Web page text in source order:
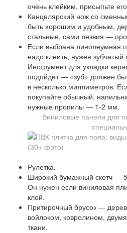
очень клейким, присыпьте
Канцелярский нож со
быть хорошим и удобным,
стальные, сами лезвия —
Если выбрана линолеумная
надо клеить, нужен
Инструмент для укладки
подойдет — «зуб» должен
в несколько миллиметров.
покупайте обычный,
нужные пропилы — 1-2 мм.
Виниловые панели для
Рулетка.
Широкий бумажный скотч —
Он нужен если виниловая
клей.
Притирочный брусок —
войлоком, ковролином,
ткани.